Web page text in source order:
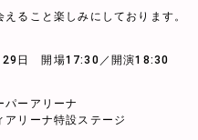
えること楽しみにしております。
29日 開場17:30／開演18:30
パーアリーナ
アリーナ特設ステージ